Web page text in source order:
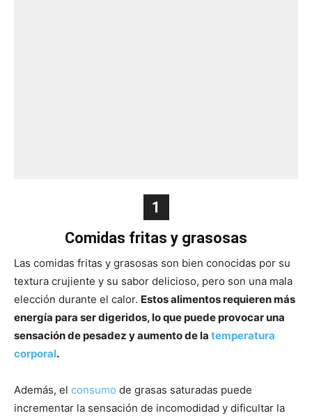
1
Comidas fritas y grasosas
Las comidas fritas y grasosas son bien conocidas por su
textura crujiente y su sabor delicioso, pero son una mala
elección durante el calor. Estos alimentos requieren más
energía para ser digeridos, lo que puede provocar una
sensación de pesadez y aumento de la temperatura
corporal.
Además, el consumo de grasas saturadas puede
incrementar la sensación de incomodidad y dificultar la